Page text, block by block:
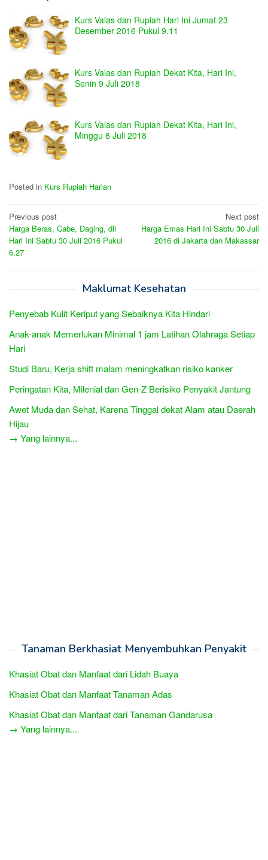
Kurs Valas dan Rupiah Hari Ini Jumat 23
Desember 2016 Pukul 9.11
Kurs Valas dan Rupiah Dekat Kita, Hari Ini,
Senin 9 Juli 2018
Kurs Valas dan Rupiah Dekat Kita, Hari Ini,
Minggu 8 Juli 2018
Posted in Kurs Rupiah Harian
Post
navigation
Previous post
Harga Beras, Cabe, Daging, dll
Hari Ini Sabtu 30 Juli 2016 Pukul
6.27
Next post
Harga Emas Hari Ini Sabtu 30 Juli
2016 di Jakarta dan Makassar
Maklumat Kesehatan
Penyebab Kulit Keriput yang Sebaiknya Kita Hindari
Anak-anak Memerlukan Minimal 1 jam Latihan Olahraga Setiap
Hari
Studi Baru, Kerja shift malam meningkatkan risiko kanker
Peringatan Kita, Milenial dan Gen-Z Berisiko Penyakit Jantung
Awet Muda dan Sehat, Karena Tinggal dekat Alam atau Daerah
Hijau
→ Yang lainnya...
Tanaman Berkhasiat Menyembuhkan Penyakit
Khasiat Obat dan Manfaat dari Lidah Buaya
Khasiat Obat dan Manfaat Tanaman Adas
Khasiat Obat dan Manfaat dari Tanaman Gandarusa
→ Yang lainnya...